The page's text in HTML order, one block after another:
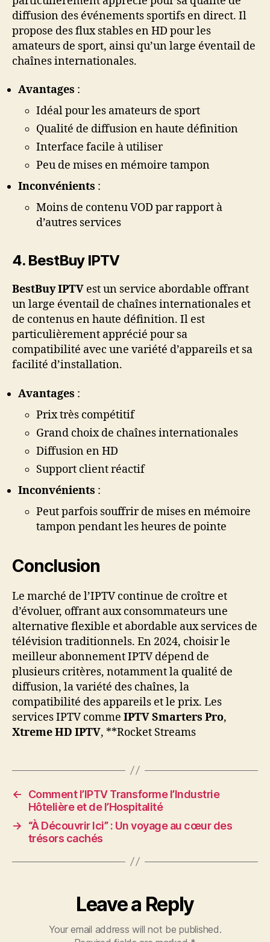
diffusion des événements sportifs en direct. Il
propose des flux stables en HD pour les
amateurs de sport, ainsi qu’un large éventail de
chaînes internationales.
Avantages :
Idéal pour les amateurs de sport
Qualité de diffusion en haute définition
Interface facile à utiliser
Peu de mises en mémoire tampon
Inconvénients :
Moins de contenu VOD par rapport à
d’autres services
4. BestBuy IPTV
BestBuy IPTV est un service abordable offrant
un large éventail de chaînes internationales et
de contenus en haute définition. Il est
particulièrement apprécié pour sa
compatibilité avec une variété d’appareils et sa
facilité d’installation.
Avantages :
Prix très compétitif
Grand choix de chaînes internationales
Diffusion en HD
Support client réactif
Inconvénients :
Peut parfois souffrir de mises en mémoire
tampon pendant les heures de pointe
Conclusion
Le marché de l’IPTV continue de croître et
d’évoluer, offrant aux consommateurs une
alternative flexible et abordable aux services de
télévision traditionnels. En 2024, choisir le
meilleur abonnement IPTV dépend de
plusieurs critères, notamment la qualité de
diffusion, la variété des chaînes, la
compatibilité des appareils et le prix. Les
services IPTV comme IPTV Smarters Pro,
Xtreme HD IPTV, **Rocket Streams
←
Comment l’IPTV Transforme l’Industrie
Hôtelière et de l’Hospitalité
→
“À Découvrir Ici” : Un voyage au cœur des
trésors cachés
Leave a Reply
Your email address will not be published.